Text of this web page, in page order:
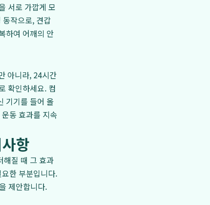
서로 가깝게 모
작으로, 견갑
하여 어깨의 안
아니라, 24시간
확인하세요. 컴
기기를 들어 올
동 효과를 지속
항
해질 때 그 효과
한 부분입니다.
제안합니다.